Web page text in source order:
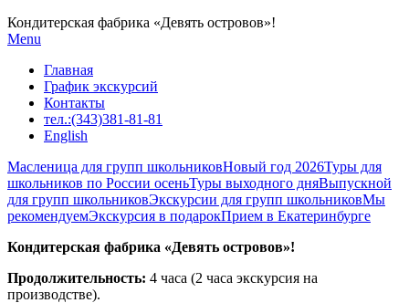
Кондитерская фабрика «Девять островов»!
Menu
Главная
График экскурсий
Контакты
тел.:(343)381-81-81
English
Масленица для групп школьниковНовый год 2026Туры для
школьников по России осеньТуры выходного дняВыпускной
для групп школьниковЭкскурсии для групп школьниковМы
рекомендуемЭкскурсия в подарокПрием в Екатеринбурге
Кондитерская фабрика «Девять островов»!
Продолжительность: 4 часа (2 часа экскурсия на
производстве).